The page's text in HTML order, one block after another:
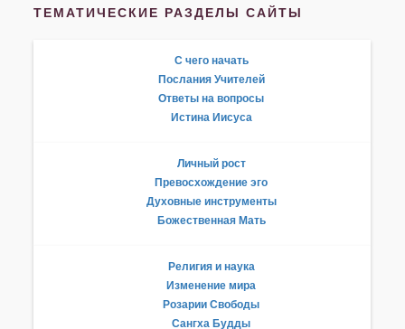
ТЕМАТИЧЕСКИЕ РАЗДЕЛЫ САЙТЫ
С чего начать
Послания Учителей
Ответы на вопросы
Истина Иисуса
Личный рост
Превосхождение эго
Духовные инструменты
Божественная Мать
Религия и наука
Изменение мира
Розарии Свободы
Сангха Будды